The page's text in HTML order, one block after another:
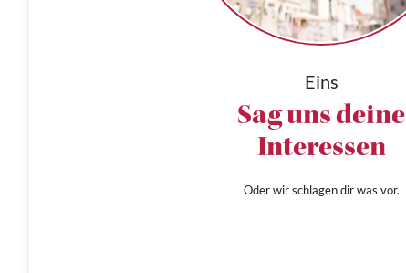
Eins
Sag uns deine
Interessen
Oder wir schlagen dir was vor.